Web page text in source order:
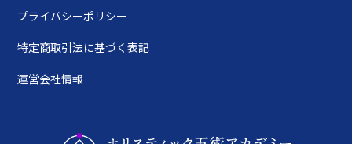
プライバシーポリシー
特定商取引法に基づく表記
運営会社情報